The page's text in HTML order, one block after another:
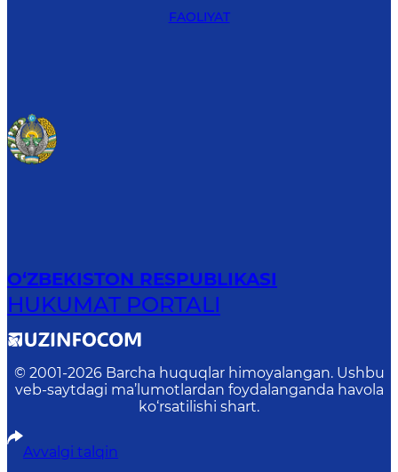
FAOLIYAT
O‘ZBEKISTON RESPUBLIKASI
HUKUMAT PORTALI
© 2001-2026 Barcha huquqlar himoyalangan. Ushbu
veb-saytdagi ma’lumotlardan foydalanganda havola
ko‘rsatilishi shart.
Avvalgi talqin